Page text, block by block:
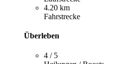
4.20 km
Fahrstrecke
Überleben
4 / 5